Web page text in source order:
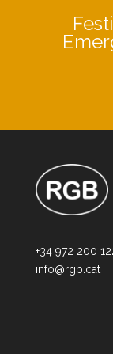
+34 972 200
info@rgb.cat